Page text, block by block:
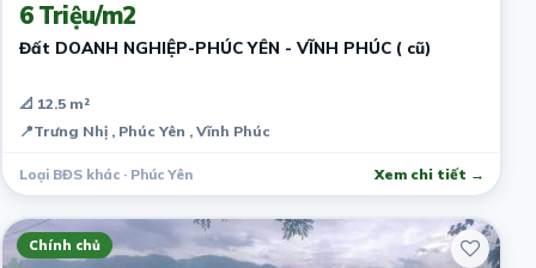
6 Triệu/m2
Đất DOANH NGHIỆP-PHÚC YÊN - VĨNH PHÚC ( cũ)
📐 12.5 m²
📍Trưng Nhị , Phúc Yên , Vĩnh Phúc
Loại BĐS khác · Phúc Yên Xem chi tiết →
Chính chủ